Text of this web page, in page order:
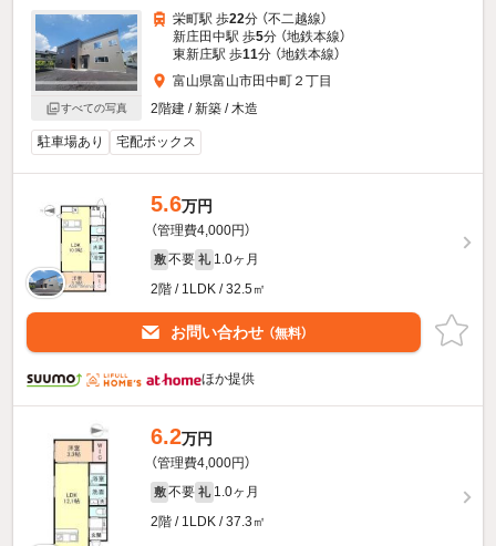
すべての写真
栄町駅 歩22分 （不二越線）
新庄田中駅 歩5分 （地鉄本線）
東新庄駅 歩11分 （地鉄本線）
富山県富山市田中町２丁目
2階建 / 新築 / 木造
駐車場あり 宅配ボックス
5.6万円
（管理費4,000円）
敷 不要 礼 1.0ヶ月
2階 / 1LDK / 32.5㎡
お問い合わせ （無料）
ほか提供
6.2万円
（管理費4,000円）
敷 不要 礼 1.0ヶ月
2階 / 1LDK / 37.3㎡